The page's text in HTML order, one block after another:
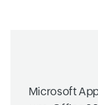
Microsoft